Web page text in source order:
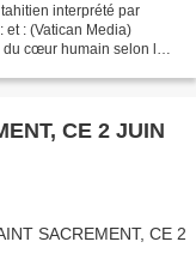
interprété par
cœur humain selon le
CE 2 JUIN